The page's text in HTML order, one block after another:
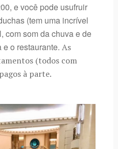
e você pode usufruir
(tem uma incrível
com som da chuva e de
o restaurante. As
(todos com
à parte.